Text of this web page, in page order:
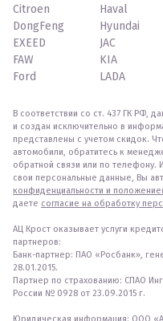
Citroen
DongFeng
EXEED
FAW
Ford
Haval
Hyundai
JAC
KIA
LADA
В соответствии со ст. 437 ГК РФ,
и создан исключительно в
представлены с учетом скидок.
автомобили, обратитесь к
обратной связи или по телефону.
свои персональные данные, Вы
конфиденциальности и
даете согласие на обработку
АЦ Крост оказывает услуги
партнеров:
Банк-партнер: ПАО «Росбанк»,
28.01.2015.
Партнер по страхованию: СПАО
России № 0928 от 23.09.2015 г.